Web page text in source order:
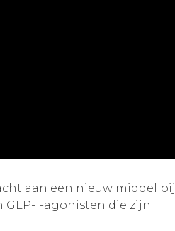
aan een nieuw middel bij
1-agonisten die zijn